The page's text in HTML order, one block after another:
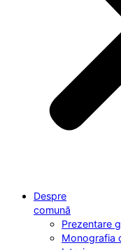
Despre
comună
Prezentare
Monografia